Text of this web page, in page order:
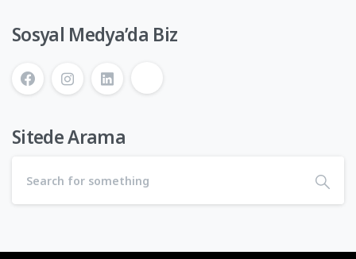
Sosyal Medya’da Biz
Sitede Arama